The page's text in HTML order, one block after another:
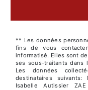
** Les données
fins de vous
informatisé. Elles sont
ses sous-traitants dans
Les données
destinataires suivants:
Isabelle Autissier ZAE